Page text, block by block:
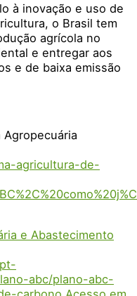
à inovação e uso de
o Brasil tem
agrícola no
e entregar aos
e de baixa emissão
Agropecuária
agricultura-de-
e Abastecimento
abc/plano-abc-